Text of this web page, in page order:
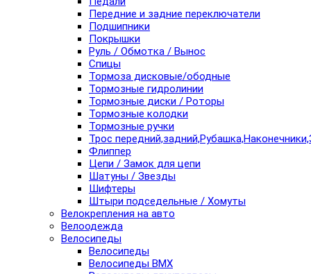
Передние и задние переключатели
Подшипники
Покрышки
Руль / Обмотка / Вынос
Спицы
Тормоза дисковые/ободные
Тормозные гидролинии
Тормозные диски / Роторы
Тормозные колодки
Тормозные ручки
Трос
Флиппер
Цепи / Замок для цепи
Шатуны / Звезды
Шифтеры
Штыри подседельные / Хомуты
Велокрепления на авто
Велоодежда
Велосипеды
Велосипеды
Велосипеды BMX